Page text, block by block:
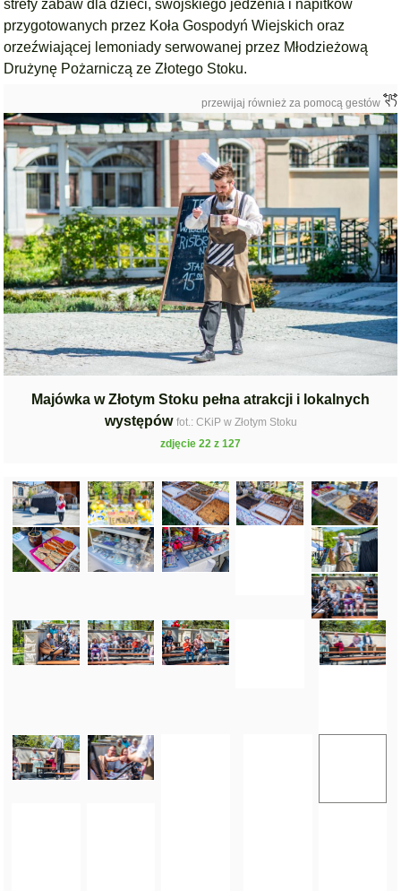
strefy zabaw dla dzieci, swojskiego jedzenia i napitków
przygotowanych przez Koła Gospodyń Wiejskich oraz
orzeźwiającej lemoniady serwowanej przez Młodzieżową
Drużynę Pożarniczą ze Złotego Stoku.
przewijaj również za pomocą gestów
Majówka w Złotym Stoku pełna atrakcji i lokalnych
występów fot.: CKiP w Złotym Stoku
zdjęcie 22 z 127